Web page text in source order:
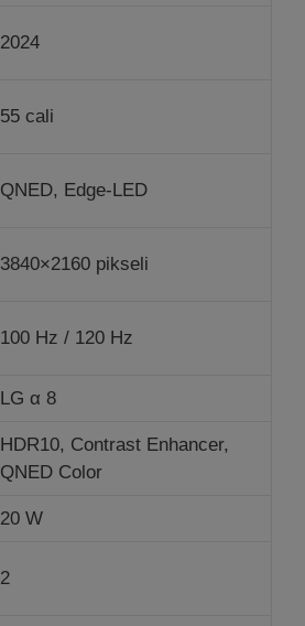
2024
55 cali
QNED, Edge-LED
3840×2160 pikseli
100 Hz / 120 Hz
LG α 8
HDR10, Contrast Enhancer,
QNED Color
20 W
2